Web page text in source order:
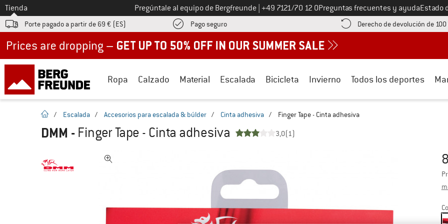
A la
Tienda Pregúntale al equipo de Bergfreunde Llámenos al
+49 7121/70 12 0Preguntas frecuentes y ayudaEstado
Porte pagado a partir de 69 € (ES) Pago seguro¡encuentre información sobre el pago aquí! Se abre en una ventana de
Derecho de devolución de
Ropa Calzado Material Escalada Bicicleta Invierno Todos los deportes
la pagina de inicio
/ Escalada / Accesorios para escalada & búlder / Cinta adhesiva / Finger Tape - Cinta adhesiva
DMM - Finger Tape - Cinta adhesiva 3,0(1)